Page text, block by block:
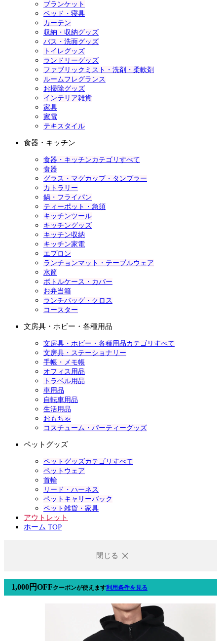
ブランケット
ベッド・寝具
カーテン
収納・収納グッズ
バス・洗面グッズ
トイレグッズ
ランドリーグッズ
ファブリックミスト・洗剤・柔軟剤
ルームフレグランス
お掃除グッズ
インテリア雑貨
家具
家電
テキスタイル
食器・キッチン
食器・キッチンカテゴリすべて
食器
グラス・マグカップ・タンブラー
カトラリー
鍋・フライパン
ティーポット・急須
キッチンツール
キッチングッズ
キッチン収納
キッチン家電
エプロン
ランチョンマット・テーブルウェア
水筒
ボトルケース・カバー
お弁当箱
ランチバッグ・クロス
コースター
文房具・ホビー・各種用品
文房具・ホビー・各種用品カテゴリすべて
文房具・ステーショナリー
手帳・メモ帳
オフィス用品
トラベル用品
車用品
自転車用品
生活用品
おもちゃ
コスチューム・パーティーグッズ
ペットグッズ
ペットグッズカテゴリすべて
ペットウェア
首輪
リード・ハーネス
ペットキャリーバック
ペット雑貨・家具
アウトレット
ホーム TOP
閉じる
1,000円OFFクーポンが使えます利用条件を見る